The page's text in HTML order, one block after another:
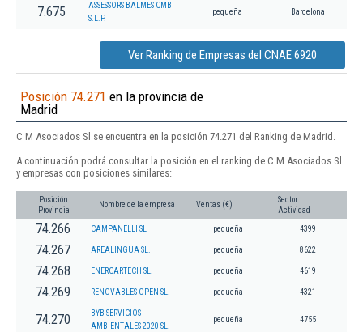
7.675
ASSESSORS BALMES CMB
S.L.P.
pequeña Barcelona
Ver Ranking de Empresas del CNAE 6920
Posición 74.271 en la provincia de
Madrid
C M Asociados Sl se encuentra en la posición 74.271 del Ranking de Madrid.
A continuación podrá consultar la posición en el ranking de C M Asociados Sl
y empresas con posiciones similares:
Posición
Provincia
Nombre de la empresa Ventas (€)
Sector
Actividad
74.266 CAMPANELLI SL pequeña 4399
74.267 AREALINGUA SL. pequeña 8622
74.268 ENERCARTECH SL. pequeña 4619
74.269 RENOVABLES OPEN SL. pequeña 4321
74.270
BYB SERVICIOS
AMBIENTALES 2020 SL.
pequeña 4755